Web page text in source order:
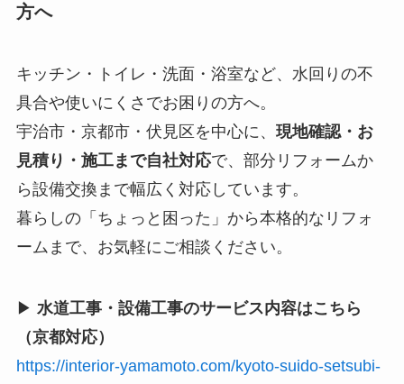
方へ
キッチン・トイレ・洗面・浴室など、水回りの不
具合や使いにくさでお困りの方へ。
宇治市・京都市・伏見区を中心に、 現地確認・お
見積り・施工まで自社対応で、部分リフォームか
ら設備交換まで幅広く対応しています。
暮らしの「ちょっと困った」から本格的なリフォ
ームまで、お気軽にご相談ください。
▶ 水道工事・設備工事のサービス内容はこちら
（京都対応）
https://interior-yamamoto.com/kyoto-suido-setsubi-